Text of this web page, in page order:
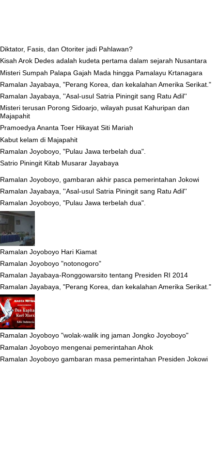
Diktator, Fasis, dan Otoriter jadi Pahlawan?
Kisah Arok Dedes adalah kudeta pertama dalam sejarah Nusantara
Misteri Sumpah Palapa Gajah Mada hingga Pamalayu Krtanagara
Ramalan Jayabaya, "Perang Korea, dan kekalahan Amerika Serikat."
Ramalan Jayabaya, ''Asal-usul Satria Piningit sang Ratu Adil''
Misteri terusan Porong Sidoarjo, wilayah pusat Kahuripan dan
Majapahit
Pramoedya Ananta Toer Hikayat Siti Mariah
Kabut kelam di Majapahit
Ramalan Joyoboyo, "Pulau Jawa terbelah dua".
Satrio Piningit Kitab Musarar Jayabaya
Ramalan Joyoboyo, gambaran akhir pasca pemerintahan Jokowi
Ramalan Jayabaya, ''Asal-usul Satria Piningit sang Ratu Adil''
Ramalan Joyoboyo, "Pulau Jawa terbelah dua".
Ramalan Joyoboyo Hari Kiamat
Ramalan Joyoboyo "notonogoro"
Ramalan Jayabaya-Ronggowarsito tentang Presiden RI 2014
Ramalan Jayabaya, "Perang Korea, dan kekalahan Amerika Serikat."
Ramalan Joyoboyo "wolak-walik ing jaman Jongko Joyoboyo"
Ramalan Joyoboyo mengenai pemerintahan Ahok
Ramalan Joyoboyo gambaran masa pemerintahan Presiden Jokowi